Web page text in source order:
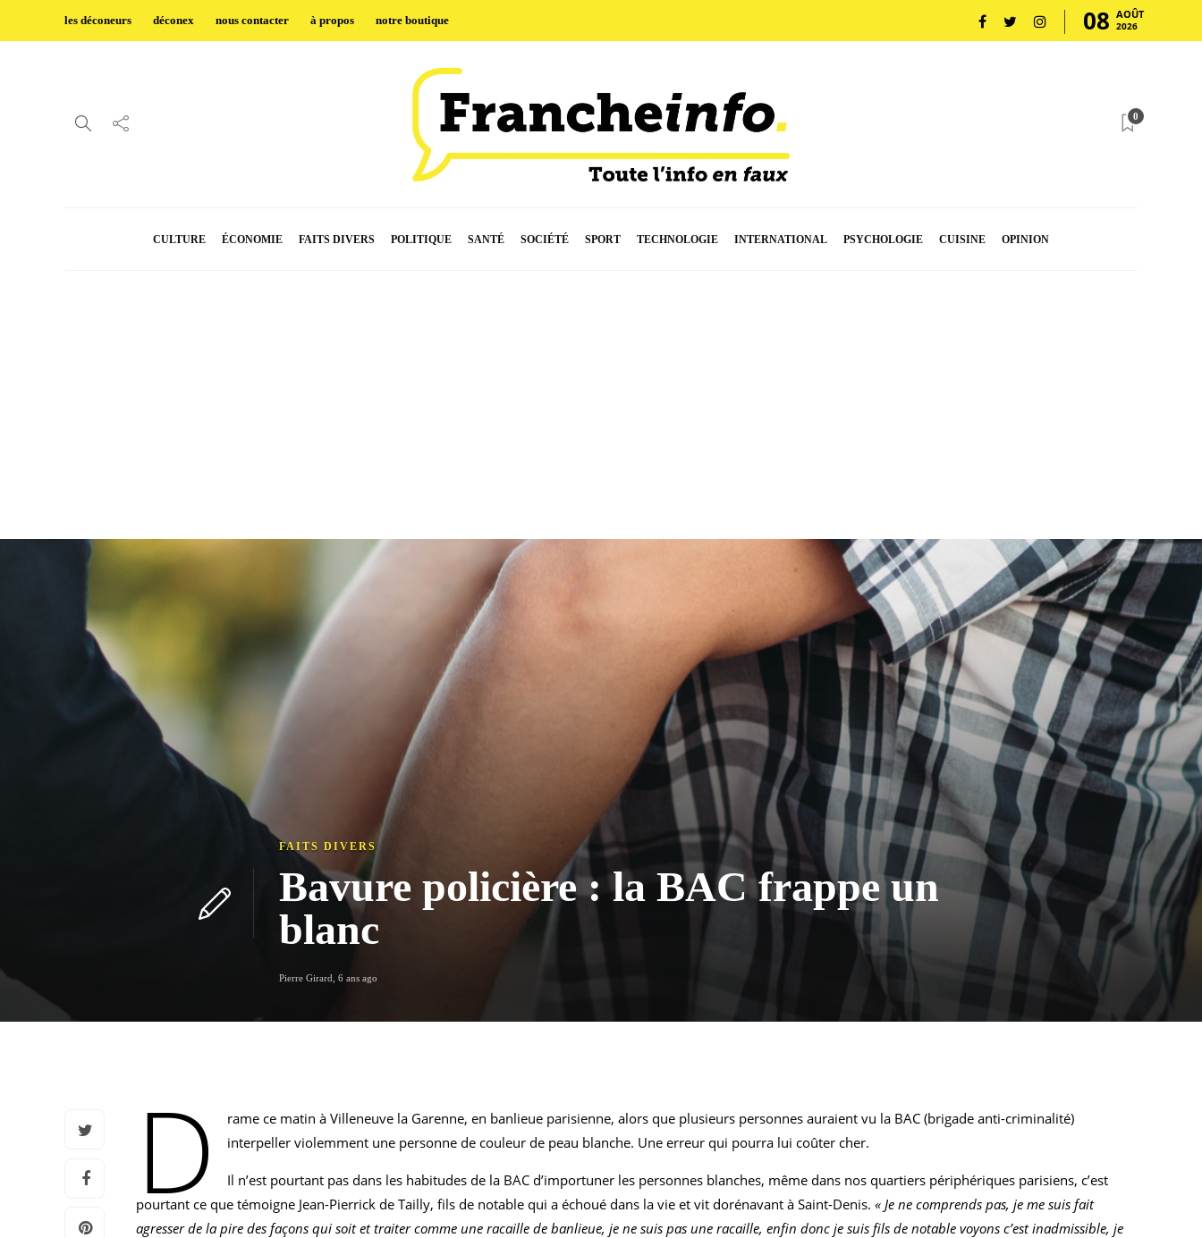
les déconeurs déconex nous contacter à propos notre boutique 08 AOÛT
2026
0
CULTURE ÉCONOMIE FAITS DIVERS POLITIQUE SANTÉ SOCIÉTÉ SPORT TECHNOLOGIE INTERNATIONAL PSYCHOLOGIE CUISINE OPINION
FAITS DIVERS
Bavure policière : la BAC frappe un
blanc
Pierre Girard 6 ans ago
D
rame ce matin à Villeneuve la Garenne, en banlieue parisienne, alors que plusieurs personnes auraient vu la BAC (brigade anti-criminalité)
interpeller violemment une personne de couleur de peau blanche. Une erreur qui pourra lui coûter cher.
Il n’est pourtant pas dans les habitudes de la BAC d’importuner les personnes blanches, même dans nos quartiers périphériques parisiens, c’est
pourtant ce que témoigne Jean-Pierrick de Tailly, fils de notable qui a échoué dans la vie et vit dorénavant à Saint-Denis. « Je ne comprends pas, je me suis fait
agresser de la pire des façons qui soit et traiter comme une racaille de banlieue, je ne suis pas une racaille, enfin donc je suis fils de notable voyons c’est inadmissible, je